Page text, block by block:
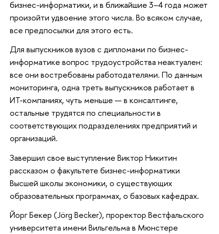
бизнес-информатики, и в ближайшие 3–4 года может
произойти удвоение этого числа. Во всяком случае,
все предпосылки для этого есть.
Для выпускников вузов с дипломами по бизнес-
информатике вопрос трудоустройства неактуален:
все они востребованы работодателями. По данным
мониторинга, одна треть выпускников работает в
ИТ-компаниях, чуть меньше — в консалтинге,
остальные трудятся по специальности в
соответствующих подразделениях предприятий и
организаций.
Завершил свое выступление Виктор Никитин
рассказом о факультете бизнес-информатики
Высшей школы экономики, о существующих
образовательных программах, о базовых кафедрах.
Йорг Бекер (Jörg Becker), проректор Вестфальского
университета имени Вильгельма в Мюнстере